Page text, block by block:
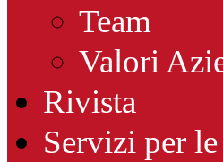
Team
Valori
Rivista
Servizi per